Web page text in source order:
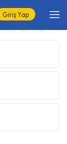
Giriş Yap